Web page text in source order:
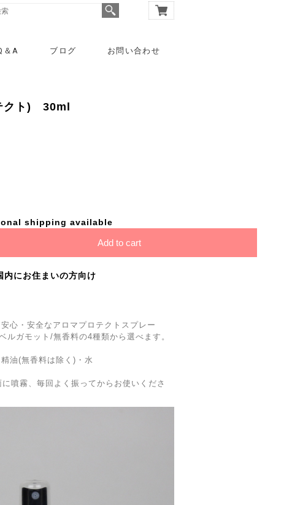
＆A ブログ お問い合わせ
クト) 30ml
shipping available
Add to cart
内にお住まいの方向け
心・安全なアロマプロテクトスプレー
ルガモット/無香料の4種類から選べます。
油(無香料は除く)・水
噴霧、毎回よく振ってからお使いくださ